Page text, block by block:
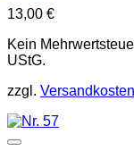
13,00 €
Kein
UStG.
zzgl. Versandkosten